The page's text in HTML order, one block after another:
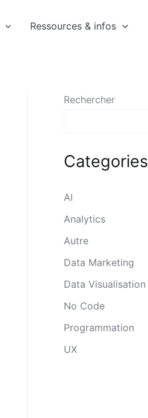
Ressources & infos
Rechercher
Categories
AI
Analytics
Autre
Data Marketing
Data Visualisation
No Code
Programmation
UX